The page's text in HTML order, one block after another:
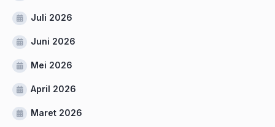
Juli 2026
Juni 2026
Mei 2026
April 2026
Maret 2026